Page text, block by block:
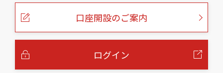
口座開設のご案内
ログイン